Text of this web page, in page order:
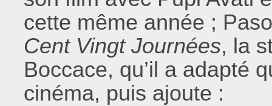
cette même année ;
Cent Vingt Journées, la
Boccace, qu’il a adapté
cinéma, puis ajoute :